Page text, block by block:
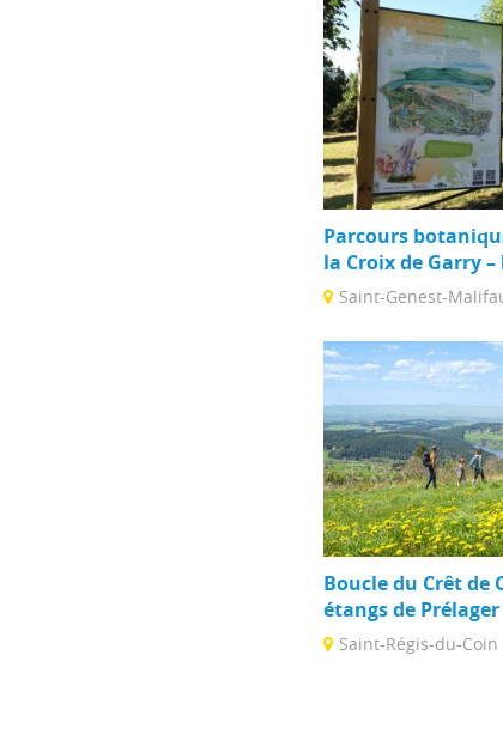
Parcours
la Croix de Garry
Saint-Genest-
installations
vous invitent à
Boucle du Crêt de
étangs de Prélager
Saint-Régis-du-Coin